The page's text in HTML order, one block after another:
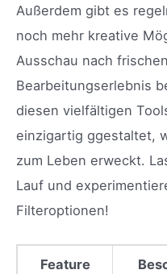
Außerdem gibt es
noch mehr kreative
Ausschau nach
Bearbeitungserlebnis
diesen vielfältigen
einzigartig ggestaltet,
zum Leben erweckt.
Lauf und
Filteroptionen!
Feature